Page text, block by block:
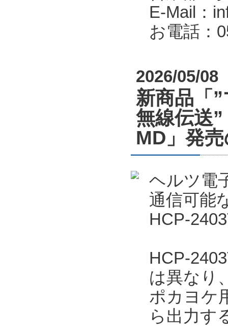
E-Mail：
お電話：
2026/05/08
新商品「
無線伝送
MD」発
ヘルツ電
通信可能
HCP-
HCP-
は異なり
ポカヨケ
ら出力す